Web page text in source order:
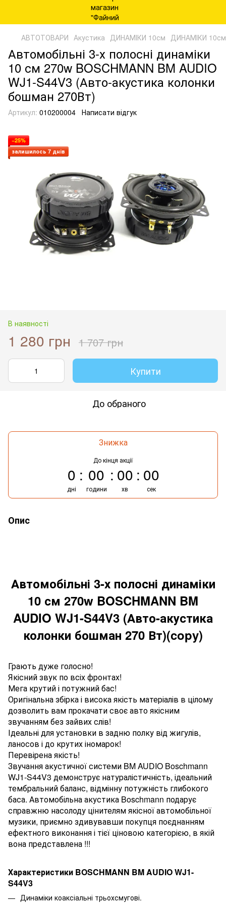
АВТОТОВАРИ Акустика ДИНАМІКИ 10см ДИНАМІКИ
Автомобільні 3-х полосні динаміки
10 см 270w BOSCHMANN BM AUDIO
WJ1-S44V3 (Авто-акустика колонки
бошман 270Вт)
Артикул: 010200004 Написати відгук
−25%
залишилось 7 днів
В наявності
1 280 грн 1 707 грн
Купити
До обраного
Знижка
До кінця акції
0
дні
00
години
00
хв
00
сек
Опис
Автомобільні 3-х полосні динаміки
10 см 270w BOSCHMANN BM
AUDIO WJ1-S44V3 (Авто-акустика
колонки бошман 270 Вт)(copy)
Грають дуже голосно!
Якісний звук по всіх фронтах!
Мега крутий і потужний бас!
Оригінальна збірка і висока якість матеріалів в цілому
дозволить вам прокачати своє авто якісним
звучанням без зайвих слів!
Ідеальні для установки в задню полку від жигулів,
ланосов і до крутих іномарок!
Перевірена якість!
Звучання акустичної системи BM AUDIO Boschmann
WJ1-S44V3 демонструє натуралістичність, ідеальний
тембральний баланс, відмінну потужність глибокого
баса. Автомобільна акустика Boschmann подарує
справжню насолоду цінителям якісної автомобільної
музики, приємно здивувавши покупця поєднанням
ефектного виконання і тієї ціновою категорією, в якій
вона представлена !!!
Характеристики BOSCHMANN BM AUDIO WJ1-
S44V3
Динаміки коаксіальні трьохсмугові.